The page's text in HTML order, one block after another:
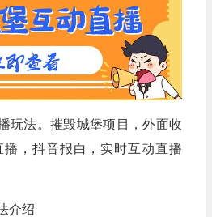
玩法。摧毁城堡项目，外面收
播，抖音报白，实时互动直播
介绍